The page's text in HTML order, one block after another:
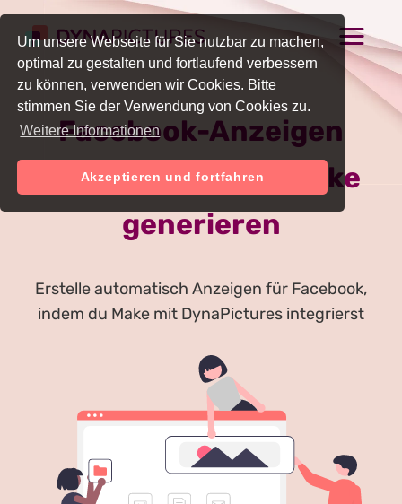
Um unsere Webseite für Sie nutzbar zu machen,
optimal zu gestalten und fortlaufend verbessern
zu können, verwenden wir Cookies. Bitte
stimmen Sie der Verwendung von Cookies zu.
Weitere Informationen
Akzeptieren und fortfahren
Facebook-Anzeigen
automatisch mit Make
generieren
Erstelle automatisch Anzeigen für Facebook,
indem du Make mit DynaPictures integrierst